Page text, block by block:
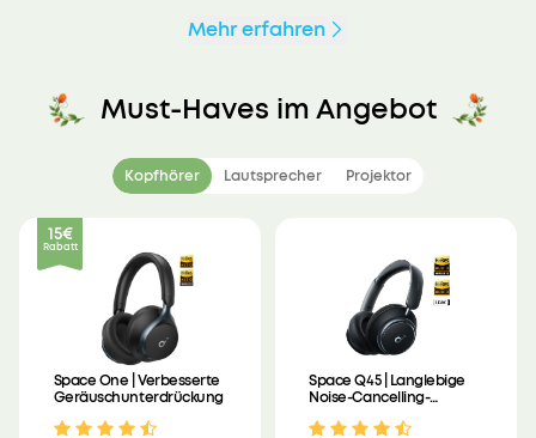
Mehr erfahren
Must-Haves im Angebot
Kopfhörer Lautsprecher Projektor
15€
Rabatt
Space One | Verbesserte
Geräuschunterdrückung
Space Q45 | Langlebige
Noise-Cancelling-